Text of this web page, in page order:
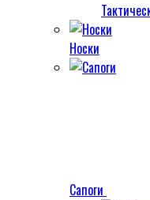
Носки
Сапоги